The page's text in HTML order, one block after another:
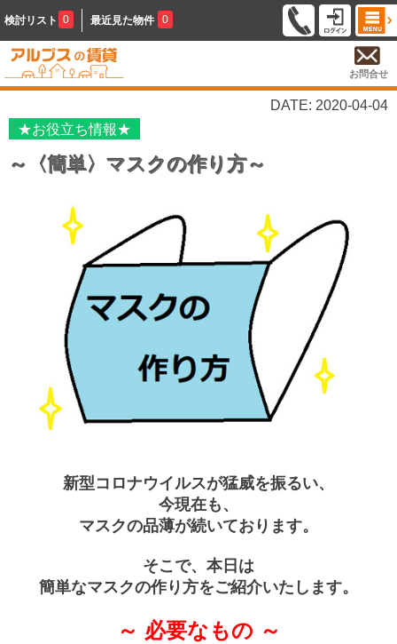
検討リスト 0 最近見た物件 0
お問合せ
DATE: 2020-04-04
★お役立ち情報★
～〈簡単〉マスクの作り方～
新型コロナウイルスが猛威を振るい、
今現在も、
マスクの品薄が続いております。
そこで、本日は
簡単なマスクの作り方をご紹介いたします。
～ 必要なもの ～